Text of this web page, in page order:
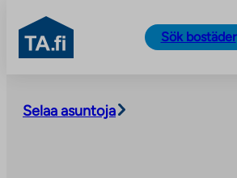
content
TA.fi
Sök bostäder
Selaa asuntoja